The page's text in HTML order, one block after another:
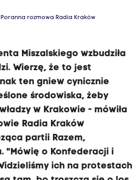
Poranna rozmowa Radia Kraków
Miszalskiego wzbudziła
Wierzę, że to jest
ten gniew cynicznie
środowiska, żeby
w Krakowie - mówiła
Radia Kraków
partii Razem,
"Mówię o Konfederacji i
ich na protestach